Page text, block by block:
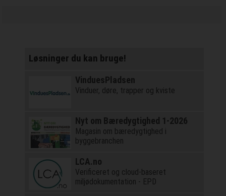
Løsninger du kan bruge!
VinduesPladsen
Vinduer, døre, trapper og kviste
Nyt om Bæredygtighed 1-2026
Magasin om bæredygtighed i
byggebranchen
LCA.no
Verificeret og cloud-baseret
miljødokumentation - EPD